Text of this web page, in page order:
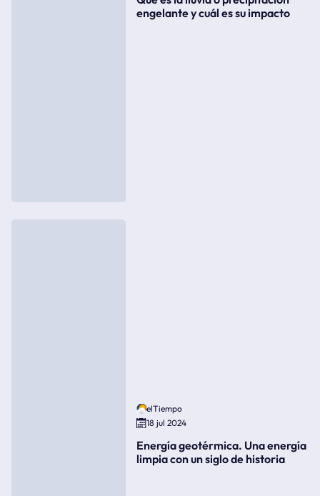
engelante y cuál es su impacto
elTiempo
18 jul 2024
Energía geotérmica. Una energía
limpia con un siglo de historia